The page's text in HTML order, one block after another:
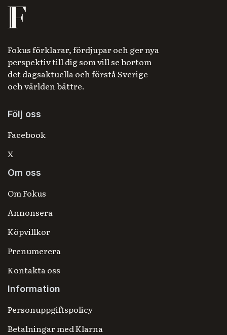
Fokus förklarar, fördjupar och ger nya
perspektiv till dig som vill se bortom
det dagsaktuella och förstå Sverige
och världen bättre.
Följ oss
Facebook
X
Om oss
Om Fokus
Annonsera
Köpvillkor
Prenumerera
Kontakta oss
Information
Personuppgiftspolicy
Betalningar med Klarna